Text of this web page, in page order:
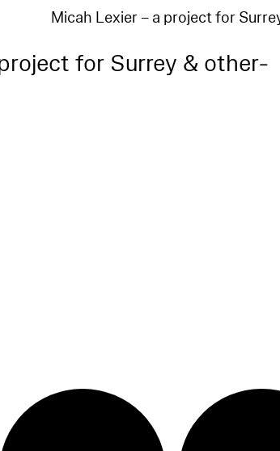
Micah Lexier – a project for
for Surrey & other-